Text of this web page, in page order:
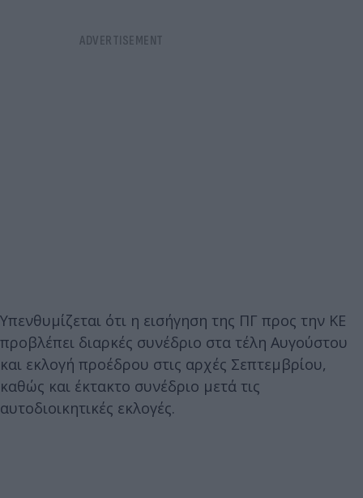
Υπενθυμίζεται ότι η εισήγηση της ΠΓ προς την ΚΕ
προβλέπει διαρκές συνέδριο στα τέλη Αυγούστου
και εκλογή προέδρου στις αρχές Σεπτεμβρίου,
καθώς και έκτακτο συνέδριο μετά τις
αυτοδιοικητικές εκλογές.